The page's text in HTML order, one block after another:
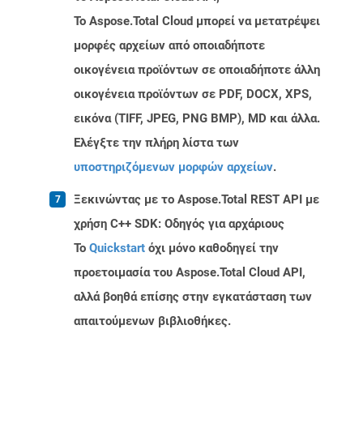
Το Aspose.Total Cloud μπορεί να μετατρέψει
μορφές αρχείων από οποιαδήποτε
οικογένεια προϊόντων σε οποιαδήποτε άλλη
οικογένεια προϊόντων σε PDF, DOCX, XPS,
εικόνα (TIFF, JPEG, PNG BMP), MD και άλλα.
Ελέγξτε την πλήρη λίστα των
υποστηριζόμενων μορφών αρχείων.
Ξεκινώντας με το Aspose.Total REST API με
χρήση C++ SDK: Οδηγός για αρχάριους
Το Quickstart όχι μόνο καθοδηγεί την
προετοιμασία του Aspose.Total Cloud API,
αλλά βοηθά επίσης στην εγκατάσταση των
απαιτούμενων βιβλιοθήκες.